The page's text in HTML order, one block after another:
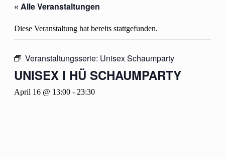
« Alle Veranstaltungen
Diese Veranstaltung hat bereits stattgefunden.
Veranstaltungsserie: Unisex Schaumparty
UNISEX I HÜ SCHAUMPARTY
April 16 @ 13:00 - 23:30